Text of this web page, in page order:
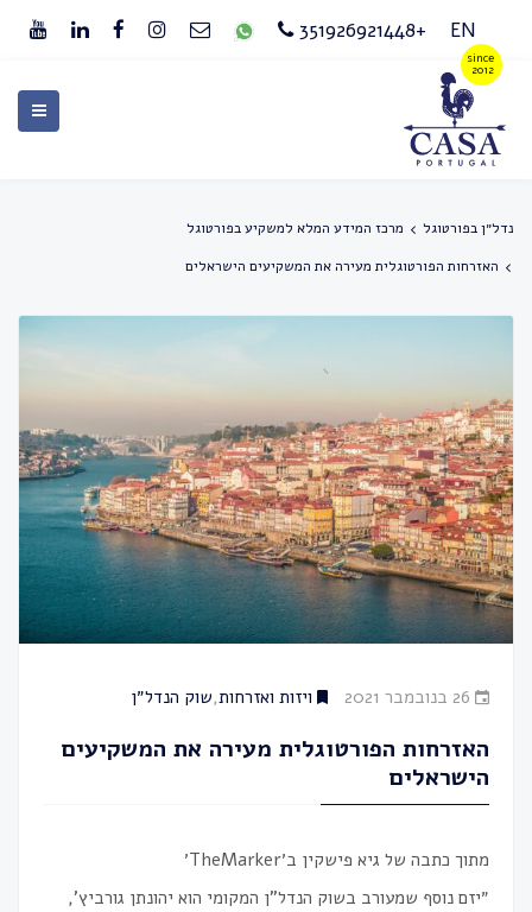
EN
+351926921448
נדל״ן בפורטוגל
מרכז המידע המלא למשקיע בפורטוגל
האזרחות הפורטוגלית מעירה את המשקיעים הישראלים
26 בנובמבר 2021 ויזות ואזרחות,שוק הנדל״ן
האזרחות הפורטוגלית מעירה את המשקיעים
הישראלים
מתוך כתבה של גיא פישקין ב׳TheMarker‎
״יזם נוסף שמעורב בשוק הנדל"ן המקומי הוא יהונתן גורביץ',